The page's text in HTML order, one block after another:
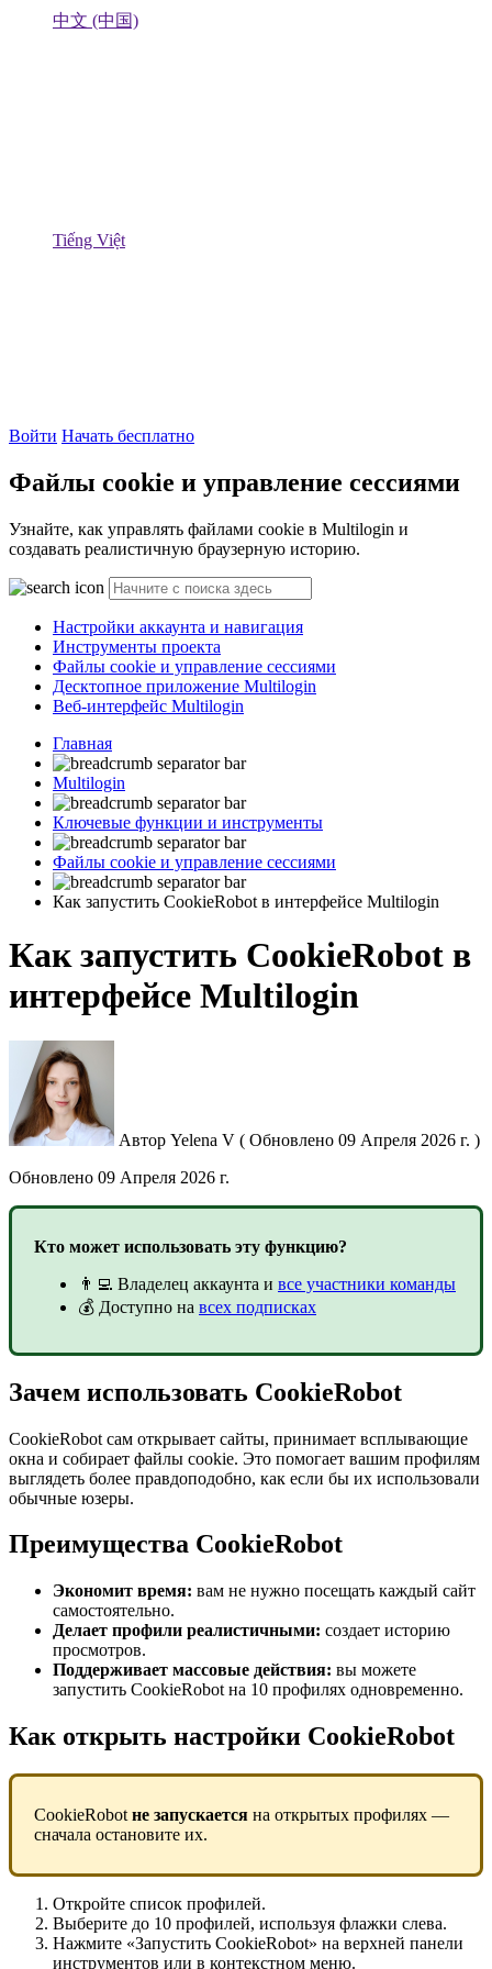
中文 (中国)
Tiếng Việt
Войти Начать бесплатно
Файлы cookie и управление сессиями
Узнайте, как управлять файлами cookie в Multilogin и
создавать реалистичную браузерную историю.
Настройки аккаунта и навигация
Инструменты проекта
Файлы cookie и управление сессиями
Десктопное приложение Multilogin
Веб-интерфейс Multilogin
Главная
Multilogin
Ключевые функции и инструменты
Файлы cookie и управление сессиями
Как запустить CookieRobot в интерфейсе Multilogin
Как запустить CookieRobot в
интерфейсе Multilogin
Автор Yelena V ( Обновлено 09 Апреля 2026 г. )
Обновлено 09 Апреля 2026 г.
Кто может использовать эту функцию?
👨‍💻 Владелец аккаунта и все участники команды
💰 Доступно на всех подписках
Зачем использовать CookieRobot
CookieRobot сам открывает сайты, принимает всплывающие
окна и собирает файлы cookie. Это помогает вашим профилям
выглядеть более правдоподобно, как если бы их использовали
обычные юзеры.
Преимущества CookieRobot
Экономит время: вам не нужно посещать каждый сайт
самостоятельно.
Делает профили реалистичными: создает историю
просмотров.
Поддерживает массовые действия: вы можете
запустить CookieRobot на 10 профилях одновременно.
Как открыть настройки CookieRobot
CookieRobot не запускается на открытых профилях —
сначала остановите их.
Откройте список профилей.
Выберите до 10 профилей, используя флажки слева.
Нажмите «Запустить CookieRobot» на верхней панели
инструментов или в контекстном меню.